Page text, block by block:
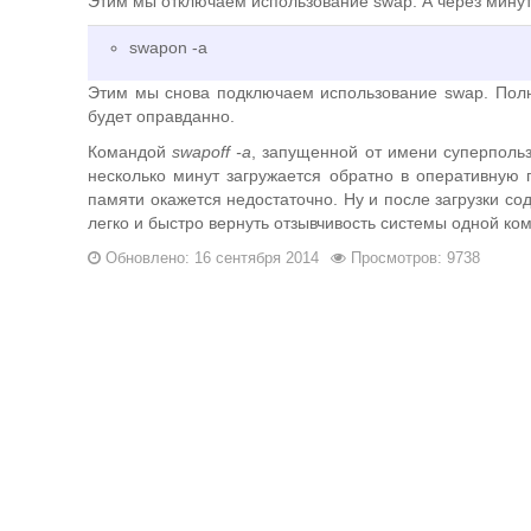
swapon -a
Этим мы снова подключаем использование swap.
будет оправданно.
Командойswapoff -a , запущенной от имени
несколько минут загружается обратно в
памяти окажется недостаточно. Ну и после загрузки
легко и быстро вернуть отзывчивость системы одной
Обновлено: 16 сентября 2014 Просмотров: 9738